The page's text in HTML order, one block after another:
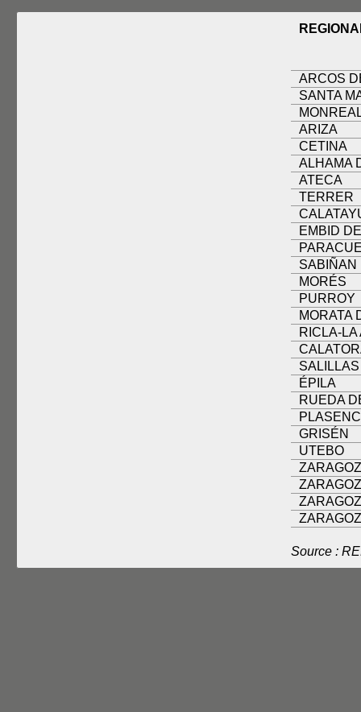
ARCOS
SANTA
ARIZA
CETINA
ALHAMA
ATECA
TERRER
EMBID
SABIÑAN
MORÉS
PURROY
MORATA
RICLA-LA
ÉPILA
RUEDA
GRISÉN
UTEBO
Source :